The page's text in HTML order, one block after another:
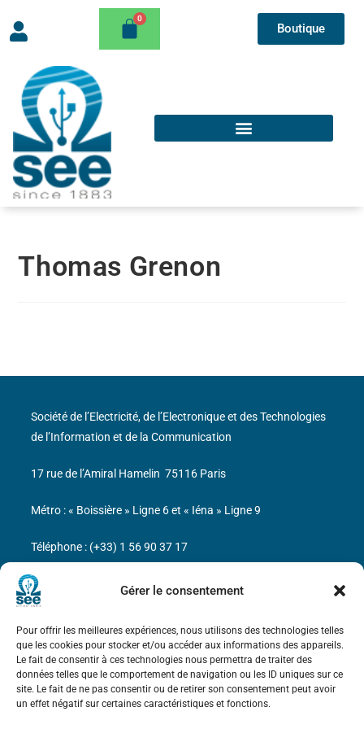
Gérer le consentement
Pour offrir les meilleures expériences, nous utilisons des technologies telles
que les cookies pour stocker et/ou accéder aux informations des appareils.
Le fait de consentir à ces technologies nous permettra de traiter des
données telles que le comportement de navigation ou les ID uniques sur ce
site. Le fait de ne pas consentir ou de retirer son consentement peut avoir
un effet négatif sur certaines caractéristiques et fonctions.
Boutique
Thomas Grenon
Bicentenaire des découvertes d’André-
Marie Ampère
Mentions légales
Société de l’Electricité, de l’Electronique et des Technologies
de l’Information et de la Communication
17 rue de l’Amiral Hamelin 75116 Paris
Métro : « Boissière » Ligne 6 et « Iéna » Ligne 9
Téléphone : (+33) 1 56 90 37 17
N° de SIREN : 785 393 232, Code APE : 9412Z TVA intra-
communautaire : FR44 785 393 232